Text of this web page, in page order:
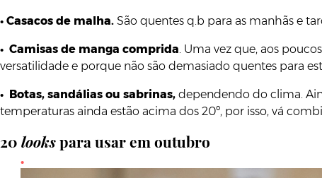
• Casacos de malha. São quentes q.b para as manhãs e
• Camisas de manga comprida . Uma vez que, aos
versatilidade e porque não são demasiado quentes para
• Botas, sandálias ou sabrinas, dependendo do clima.
temperaturas ainda estão acima dos 20º, por isso, vá
20 lookspara usar em outubro